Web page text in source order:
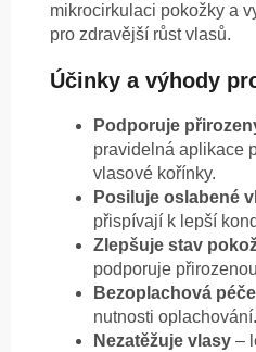
mikrocirkulaci pokožky a
pro zdravější růst vlasů.
Účinky a výhody
Podporuje
pravidelná aplikace
vlasové kořínky.
Posiluje oslabené
přispívají k lepší
Zlepšuje stav
podporuje
Bezoplachová péče
nutnosti oplachování.
Nezatěžuje vlasy –